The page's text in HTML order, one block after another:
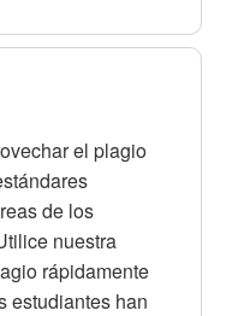
el plagio
de los
nuestra
rápidamente
estudiantes han